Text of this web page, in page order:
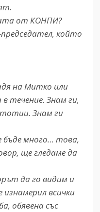
от КОНПИ?
който
на Митко или
течение. Знам ги,
Знам ги
бъде много… това,
ще гледаме да
да го видим и
всички
обявена със